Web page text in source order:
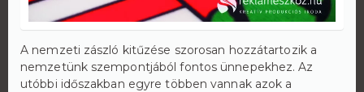
A nemzeti zászló kitűzése szorosan hozzátartozik a
nemzetünk szempontjából fontos ünnepekhez. Az
utóbbi időszakban egyre többen vannak azok a